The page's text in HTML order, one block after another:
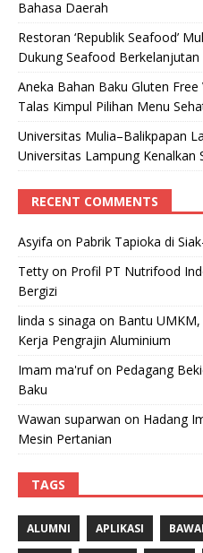
Bahasa Daerah
Restoran ‘Republik Seafood’
Dukung Seafood Berkelanjutan
Aneka Bahan Baku Gluten
Talas Kimpul Pilihan Menu
Universitas Mulia–Balikpapan
Universitas Lampung Kenalkan
RECENT COMMENTS
Asyifa on Pabrik Tapioka di
Tetty on Profil PT Nutrifood
Bergizi
linda s sinaga on Bantu UMKM,
Kerja Pengrajin Aluminium
Imam ma'rufon Pedagang
Baku
Wawan suparwan on Hadang
Mesin Pertanian
TAGS
ALUMNI APLIKASI